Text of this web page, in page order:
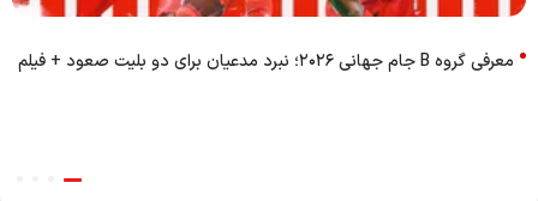
معرفی گروه B جام جهانی ۲۰۲۶؛ نبرد مدعیان برای دو بلیت صعود + فیلم